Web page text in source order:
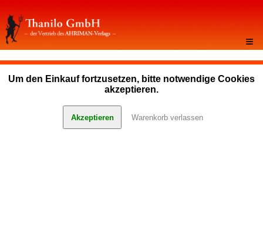
≡
Um den Einkauf fortzusetzen, bitte notwendige Cookies
akzeptieren.
Akzeptieren Warenkorb verlassen